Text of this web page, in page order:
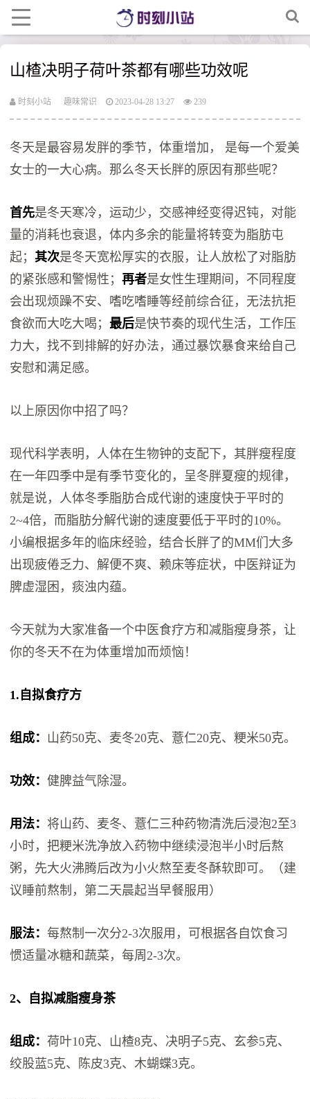
山楂决明子荷叶茶都有哪些功效呢
时刻小站 趣味常识 2023-04-28 13:27 239
冬天是最容易发胖的季节，体重增加， 是每一个爱美
女士的一大心病。那么冬天长胖的原因有那些呢？
首先是冬天寒冷，运动少，交感神经变得迟钝，对能
量的消耗也衰退，体内多余的能量将转变为脂肪屯
起； 其次是冬天宽松厚实的衣服，让人放松了对脂肪
的紧张感和警惕性；再者是女性生理期间，不同程度
会出现烦躁不安、嗜吃嗜睡等经前综合征，无法抗拒
食欲而大吃大喝；最后是快节奏的现代生活，工作压
力大，找不到排解的好办法，通过暴饮暴食来给自己
安慰和满足感。
以上原因你中招了吗？
现代科学表明，人体在生物钟的支配下，其胖瘦程度
在一年四季中是有季节变化的，呈冬胖夏瘦的规律，
就是说，人体冬季脂肪合成代谢的速度快于平时的
2~4倍，而脂肪分解代谢的速度要低于平时的10%。
小编根据多年的临床经验，结合长胖了的MM们大多
出现疲倦乏力、解便不爽、赖床等症状，中医辩证为
脾虚湿困，痰浊内蕴。
今天就为大家准备一个中医食疗方和减脂瘦身茶，让
你的冬天不在为体重增加而烦恼！
1.自拟食疗方
组成： 山药50克、麦冬20克、薏仁20克、粳米50克。
功效：健脾益气除湿。
用法： 将山药、麦冬、薏仁三种药物清洗后浸泡2至3
小时，把粳米洗净放入药物中继续浸泡半小时后熬
粥，先大火沸腾后改为小火熬至麦冬酥软即可。（建
议睡前熬制，第二天晨起当早餐服用）
服法：每熬制一次分2-3次服用，可根据各自饮食习
惯适量冰糖和蔬菜，每周2-3次。
2、自拟减脂瘦身茶
组成：荷叶10克、山楂8克、决明子5克、玄参5克、
绞股蓝5克、陈皮3克、木蝴蝶3克。